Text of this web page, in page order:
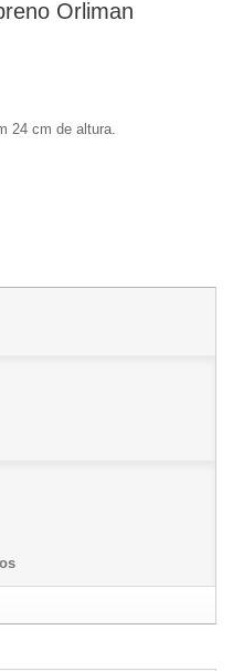
Orliman
24 cm de altura.